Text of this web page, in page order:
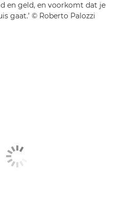
en geld, en voorkomt dat je
gaat.’ © Roberto Palozzi